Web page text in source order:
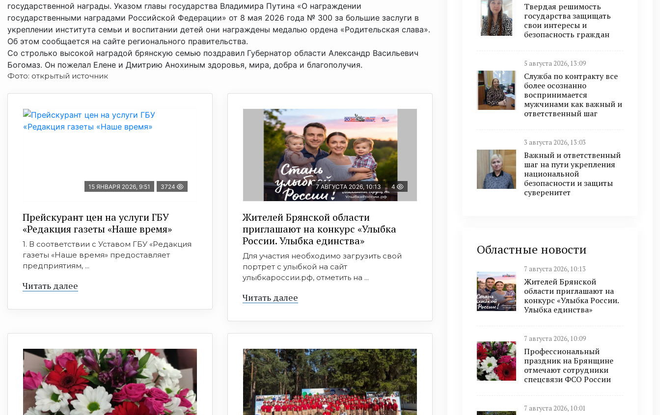
государственной награды. Указом главы государства Владимира Путина «О награждении
государственными наградами Российской Федерации» от 8 мая 2026 года № 300 за большие заслуги в
укреплении института семьи и воспитании детей они награждены медалью ордена «Родительская слава».
Об этом сообщается на сайте регионального правительства.
Со стролько высокой наградой брянскую семью поздравил Губернатор области Александр Васильевич
Богомаз. Он пожелал Елене и Дмитрию Анохиным здоровья, мира, добра и благополучия.
Фото: открытый источник
15 ЯНВАРЯ 2026, 9:51 3724
Прейскурант цен на услуги ГБУ
«Редакция газеты «Наше время»
1. В соответствии с Уставом ГБУ «Редакция
газеты «Наше время» предоставляет
предприятиям, ...
Читать далее
7 АВГУСТА 2026, 10:13 4
Жителей Брянской области
приглашают на конкурс «Улыбка
России. Улыбка единства»
Для участия необходимо загрузить свой
портрет с улыбкой на сайт
улыбкароссии.рф, отметить на ...
Читать далее
Твердая решимость
государства защищать
свои интересы и
безопасность граждан
5 августа 2026, 13:09
Служба по контракту все
более осознанно
воспринимается
мужчинами как важный и
ответственный шаг
3 августа 2026, 13:03
Важный и ответственный
шаг на пути укрепления
национальной
безопасности и защиты
суверенитет
Областные новости
7 августа 2026, 10:13
Жителей Брянской
области приглашают на
конкурс «Улыбка России.
Улыбка единства»
7 августа 2026, 10:09
Профессиональный
праздник на Брянщине
отмечают сотрудники
спецсвязи ФСО России
7 августа 2026, 10:01